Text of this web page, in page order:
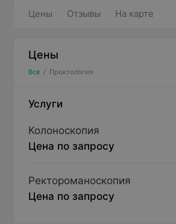
Цены Отзывы На карте
Цены
Все / Проктология
Услуги
Колоноскопия
Цена по запросу
Ректороманоскопия
Цена по запросу